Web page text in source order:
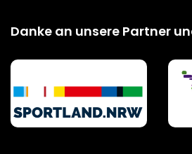
Danke an unsere Partner